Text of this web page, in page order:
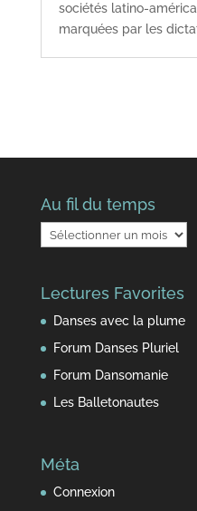
sociétés latino-
marquées par les
Au fil du temps
Au
fil
temps
Lectures Favorites
Danses avec la plume
Forum Danses Pluriel
Forum Dansomanie
Les Balletonautes
Méta
Connexion